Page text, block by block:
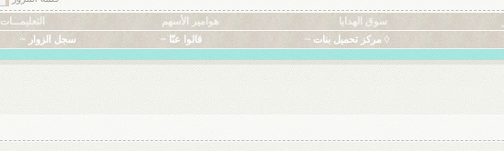
سوق الهدايا هوامير الأسهم التعليمـــات
◊ مركز تحميل بنات ~ قالوا عنّا ~ سجل الزوار ~